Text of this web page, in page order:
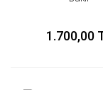
1.700,00